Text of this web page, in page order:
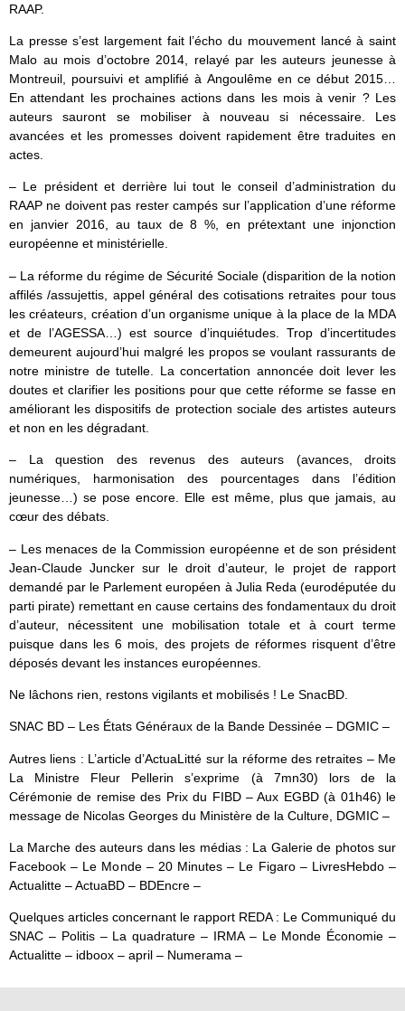
RAAP.
La presse s’est largement fait l’écho du mouvement lancé à saint
Malo au mois d’octobre 2014, relayé par les auteurs jeunesse à
Montreuil, poursuivi et amplifié à Angoulême en ce début 2015…
En attendant les prochaines actions dans les mois à venir ? Les
auteurs sauront se mobiliser à nouveau si nécessaire. Les
avancées et les promesses doivent rapidement être traduites en
actes.
– Le président et derrière lui tout le conseil d’administration du
RAAP ne doivent pas rester campés sur l’application d’une réforme
en janvier 2016, au taux de 8 %, en prétextant une injonction
européenne et ministérielle.
– La réforme du régime de Sécurité Sociale (disparition de la notion
affilés /assujettis, appel général des cotisations retraites pour tous
les créateurs, création d’un organisme unique à la place de la MDA
et de l’AGESSA…) est source d’inquiétudes. Trop d’incertitudes
demeurent aujourd’hui malgré les propos se voulant rassurants de
notre ministre de tutelle. La concertation annoncée doit lever les
doutes et clarifier les positions pour que cette réforme se fasse en
améliorant les dispositifs de protection sociale des artistes auteurs
et non en les dégradant.
– La question des revenus des auteurs (avances, droits
numériques, harmonisation des pourcentages dans l’édition
jeunesse…) se pose encore. Elle est même, plus que jamais, au
cœur des débats.
– Les menaces de la Commission européenne et de son président
Jean-Claude Juncker sur le droit d’auteur, le projet de rapport
demandé par le Parlement européen à Julia Reda (eurodéputée du
parti pirate) remettant en cause certains des fondamentaux du droit
d’auteur, nécessitent une mobilisation totale et à court terme
puisque dans les 6 mois, des projets de réformes risquent d’être
déposés devant les instances européennes.
Ne lâchons rien, restons vigilants et mobilisés ! Le SnacBD.
SNAC BD – Les États Généraux de la Bande Dessinée – DGMIC –
Autres liens : L’article d’ActuaLitté sur la réforme des retraites – Me
La Ministre Fleur Pellerin s’exprime (à 7mn30) lors de la
Cérémonie de remise des Prix du FIBD – Aux EGBD (à 01h46) le
message de Nicolas Georges du Ministère de la Culture, DGMIC –
La Marche des auteurs dans les médias : La Galerie de photos sur
Facebook – Le Monde – 20 Minutes – Le Figaro – LivresHebdo –
Actualitte – ActuaBD – BDEncre –
Quelques articles concernant le rapport REDA : Le Communiqué du
SNAC – Politis – La quadrature – IRMA – Le Monde Économie –
Actualitte – idboox – april – Numerama –